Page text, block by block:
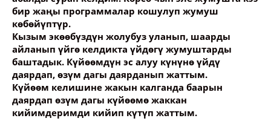
бир жаңы программалар кошулуп жумуш
көбөйүптүр.
Кызым экөөбүздүн жолубуз уланып, шаарды
айланып үйгө келдикта үйдөгү жумуштарды
баштадык. Күйөөмдүн эс алуу күнүнө үйдү
даярдап, өзүм дагы даярданып жаттым.
Күйөөм келишине жакын калганда баарын
даярдап өзүм дагы күйөөмө жаккан
кийимдеримди кийип күтүп жаттым.